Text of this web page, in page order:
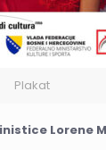
Plakat
Lorene